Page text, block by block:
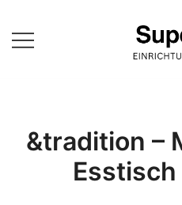
zum
Inhalt
&tradition –
Esstisch